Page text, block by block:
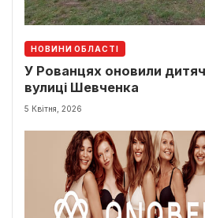
НОВИНИ ОБЛАСТІ
У Рованцях оновили
вулиці Шевченка
5 Квітня, 2026